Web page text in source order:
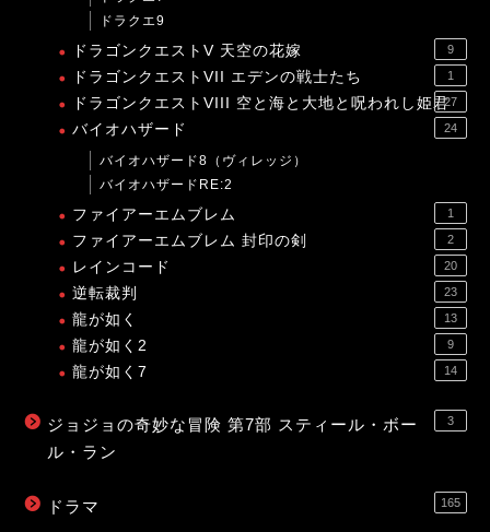
ドラクエ9
ドラゴンクエストV 天空の花嫁 9
ドラゴンクエストVII エデンの戦士たち 1
ドラゴンクエストVIII 空と海と大地と呪われし姫君27
バイオハザード 24
バイオハザード8（ヴィレッジ）
バイオハザードRE:2
ファイアーエムブレム 1
ファイアーエムブレム 封印の剣 2
レインコード 20
逆転裁判 23
龍が如く 13
龍が如く2 9
龍が如く7 14
ジョジョの奇妙な冒険 第7部 スティール・ボー
ル・ラン
3
ドラマ 165